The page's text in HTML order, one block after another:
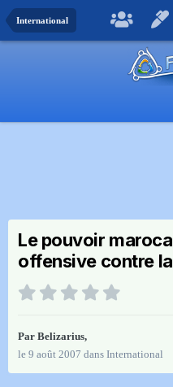
International
Le pouvoir
offensive contre
Par Belizarius,
le 9 août 2007 dans International